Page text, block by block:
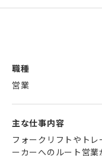
職種
営業
主な仕事内容
フォークリフトやト
ーカーへのルート営業